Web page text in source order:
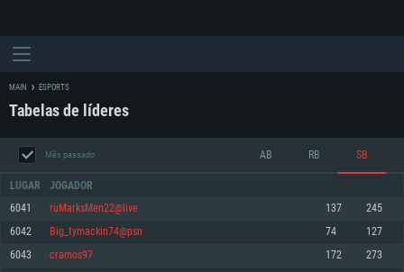
REQUERIMENTOS DE SISTEMA
MAIN ESPORTS
Tabelas de líderes
Mês passado AB RB SB
LUGAR JOGADOR
6041 ruMarksMen22@live 137 245
6042 Big_tymackin74@psn 74 127
6043 cramos97 172 273